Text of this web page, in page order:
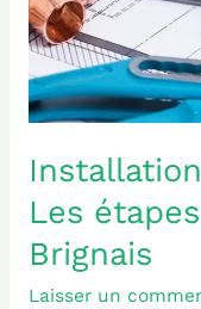
Les
Brignais
Laisser un
Brignais